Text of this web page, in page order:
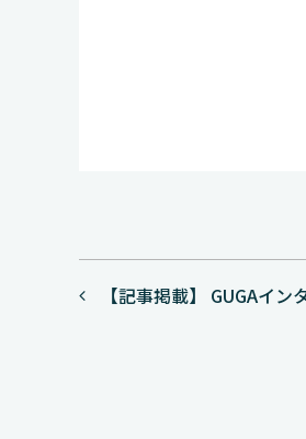
【記事掲載】 GUGAイ